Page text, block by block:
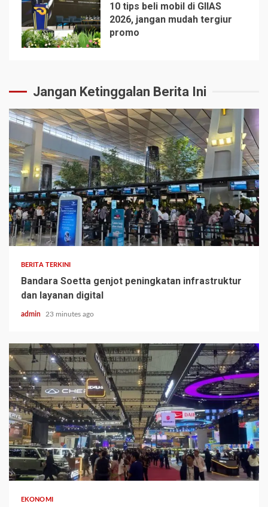
5
10 tips beli mobil di GIIAS
2026, jangan mudah tergiur
promo
Jangan Ketinggalan Berita Ini
BERITA TERKINI
Bandara Soetta genjot peningkatan infrastruktur
dan layanan digital
admin 23 minutes ago
EKONOMI